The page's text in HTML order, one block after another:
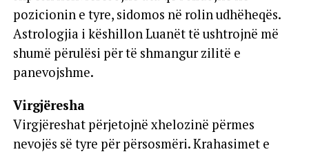
pozicionin e tyre, sidomos në rolin udhëheqës.
Astrologjia i këshillon Luanët të ushtrojnë më
shumë përulësi për të shmangur zilitë e
panevojshme.
Virgjëresha
Virgjëreshat përjetojnë xhelozinë përmes
nevojës së tyre për përsosmëri. Krahasimet e